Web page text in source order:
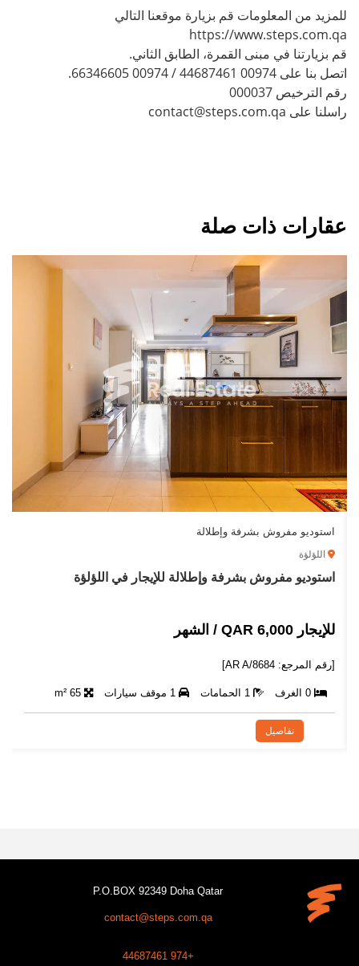
للمزيد من المعلومات قم بزيارة موقعنا التالي
https://www.steps.com.qa
قم بزيارتنا في مبنى القمرة، الطابق الثاني.
اتصل بنا على 00974 44687461 / 00974 66346605.
رقم الترخيص 000037
راسلنا على contact@steps.com.qa
عقارات ذات صلة
استوديو مفروش بشرفة وإطلالة
اللؤلؤة
استوديو مفروش بشرفة وإطلالة للإيجار في اللؤلؤة
للإيجار 6,000 QAR / الشهر
[رقم المرجع: AR A/8684]
0 الغرف 1 الحمامات 1 موقف سيارات 65 m²
تفاصيل
P.O.BOX 92349 Doha Qatar
contact@steps.com.qa
+974 44687461